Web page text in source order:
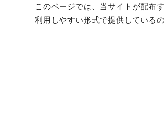
このページでは、当サイトが配布
利用しやすい形式で提供している